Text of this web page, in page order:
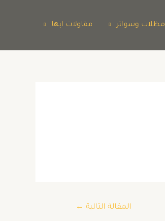
مظلات وسواتر مقاولات ابها
المقالة التالية ←